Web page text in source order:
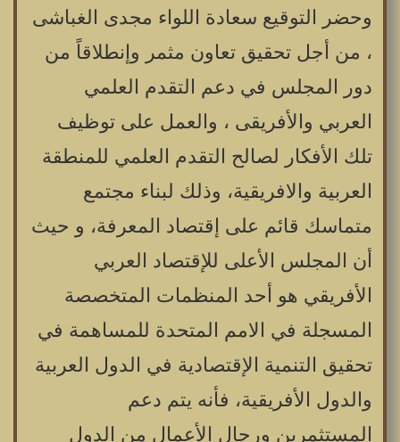
وحضر التوقيع سعادة اللواء مجدى الغباشى
، من أجل تحقيق تعاون مثمر وإنطلاقاً من
دور المجلس في دعم التقدم العلمي
العربي والأفريقى ، والعمل على توظيف
تلك الأفكار لصالح التقدم العلمي للمنطقة
العربية والافريقية، وذلك لبناء مجتمع
متماسك قائم على إقتصاد المعرفة، و حيث
أن المجلس الأعلى للإقتصاد العربي
الأفريقي هو أحد المنظمات المتخصصة
المسجلة في الامم المتحدة للمساهمة في
تحقيق التنمية الإقتصادية في الدول العربية
والدول الأفريقية، فأنه يتم دعم
المستثمرين ورجال الأعمال من الدول